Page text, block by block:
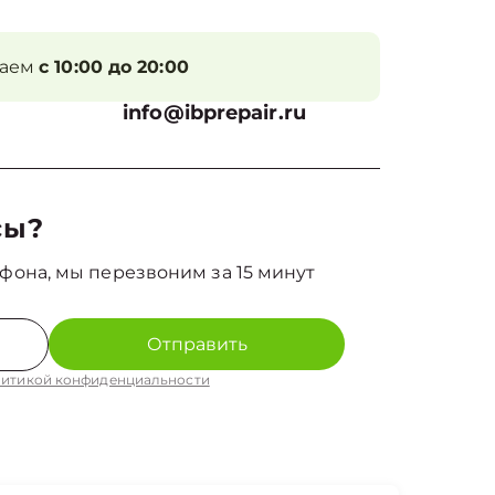
с 10:00 до 20:00
info@ibprepair.ru
мы перезвоним за 15 минут
Отправить
конфиденциальности